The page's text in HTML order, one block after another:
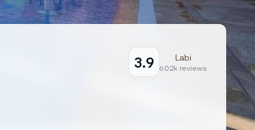
3.9 Labi
6.02k reviews